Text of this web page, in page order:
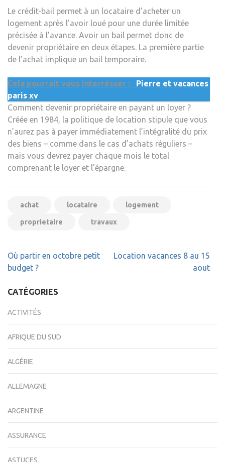
Le crédit-bail permet à un locataire d’acheter un
logement après l’avoir loué pour une durée limitée
précisée à l’avance. Avoir un bail permet donc de
devenir propriétaire en deux étapes. La première partie
de l’achat implique un bail temporaire.
Cela pourrait vous interrésser :
Pierre et vacances
paris xv
Comment devenir propriétaire en payant un loyer ?
Créée en 1984, la politique de location stipule que vous
n’aurez pas à payer immédiatement l’intégralité du prix
des biens – comme dans le cas d’achats réguliers –
mais vous devrez payer chaque mois le total
comprenant le loyer et l’épargne.
achat locataire logement
proprietaire travaux
Navigation
de
Où partir en octobre petit
budget ?
Location vacances 8 au 15
aout
CATÉGORIES
ACTIVITÉS
AFRIQUE DU SUD
ALGÉRIE
ALLEMAGNE
ARGENTINE
ASSURANCE
ASTUCES